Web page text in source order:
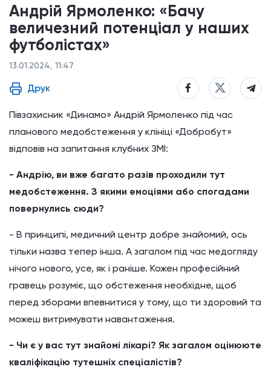
Андрій Ярмоленко: «Бачу
величезний потенціал у наших
футболістах»
13.01.2024, 11:47
Друк
Півзахисник «Динамо» Андрій Ярмоленко під час
планового медобстеження у клініці «Добробут»
відповів на запитання клубних ЗМІ:
- Андрію, ви вже багато разів проходили тут
медобстеження. З якими емоціями або спогадами
повернулись сюди?
- В принципі, медичний центр добре знайомий, ось
тільки назва тепер інша. А загалом під час медогляду
нічого нового, усе, як і раніше. Кожен професійний
гравець розуміє, що обстеження необхідне, щоб
перед зборами впевнитися у тому, що ти здоровий та
можеш витримувати навантаження.
- Чи є у вас тут знайомі лікарі? Як загалом оцінююте
кваліфікацію тутешніх спеціалістів?